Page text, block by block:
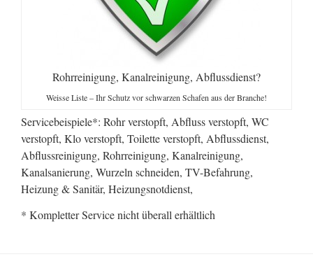
Rohrreinigung, Kanalreinigung, Abflussdienst?
Weisse Liste – Ihr Schutz vor schwarzen Schafen aus der Branche!
Servicebeispiele*: Rohr verstopft, Abfluss verstopft, WC
verstopft, Klo verstopft, Toilette verstopft, Abflussdienst,
Abflussreinigung, Rohrreinigung, Kanalreinigung,
Kanalsanierung, Wurzeln schneiden, TV-Befahrung,
Heizung & Sanitär, Heizungsnotdienst,
* Kompletter Service nicht überall erhältlich